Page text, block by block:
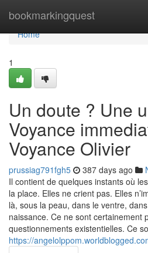
bookmarkingquest
Home
Home
1
Un doute ? Une
Voyance
Voyance Olivier
prussiag791fgh5 387 days ago
Il contient de quelques instants où
la place. Elles ne crient pas. Elles
là, sous la peau, dans le ventre,
naissance. Ce ne sont certainement
questionnements existentielles. Ce
https://